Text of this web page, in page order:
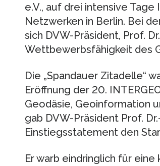
e.V., auf drei intensive Tage
Netzwerken in Berlin. Bei
sich DVW-Präsident, Prof.
Wettbewerbsfähigkeit des
Die „Spandauer Zitadelle“
Eröffnung der 20.
Geodäsie, Geoinformation
gab DVW-Präsident Prof.
Einstiegsstatement den
Er warb eindringlich für